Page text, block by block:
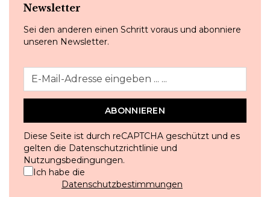
Newsletter
Sei den anderen einen Schritt voraus und abonniere
unseren Newsletter.
ABONNIEREN
Diese Seite ist durch reCAPTCHA geschützt und es
gelten die Datenschutzrichtlinie und
Nutzungsbedingungen.
Ich habe die
Datenschutzbestimmungen